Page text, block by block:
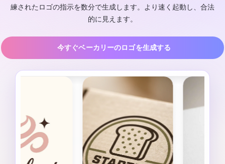
練されたロゴの指示を数分で生成します。より速く起動し、合法
的に見えます。
今すぐベーカリーのロゴを生成する